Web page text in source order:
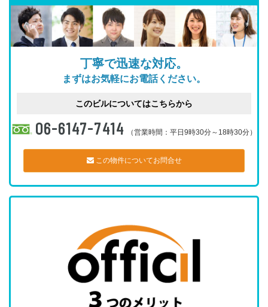
丁寧で迅速な対応。
まずはお気軽にお電話ください。
このビルについてはこちらから
06-6147-7414 （営業時間：平日9時30分～18時30分）
この物件についてお問合せ